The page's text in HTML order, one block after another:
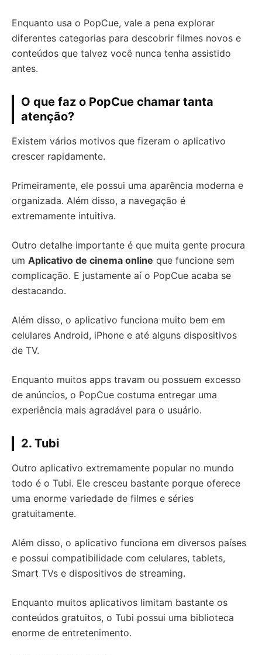
Enquanto usa o PopCue, vale a pena explorar
diferentes categorias para descobrir filmes novos e
conteúdos que talvez você nunca tenha assistido
antes.
O que faz o PopCue chamar tanta
atenção?
Existem vários motivos que fizeram o aplicativo
crescer rapidamente.
Primeiramente, ele possui uma aparência moderna e
organizada. Além disso, a navegação é
extremamente intuitiva.
Outro detalhe importante é que muita gente procura
um Aplicativo de cinema online que funcione sem
complicação. E justamente aí o PopCue acaba se
destacando.
Além disso, o aplicativo funciona muito bem em
celulares Android, iPhone e até alguns dispositivos
de TV.
Enquanto muitos apps travam ou possuem excesso
de anúncios, o PopCue costuma entregar uma
experiência mais agradável para o usuário.
2. Tubi
Outro aplicativo extremamente popular no mundo
todo é o Tubi. Ele cresceu bastante porque oferece
uma enorme variedade de filmes e séries
gratuitamente.
Além disso, o aplicativo funciona em diversos países
e possui compatibilidade com celulares, tablets,
Smart TVs e dispositivos de streaming.
Enquanto muitos aplicativos limitam bastante os
conteúdos gratuitos, o Tubi possui uma biblioteca
enorme de entretenimento.